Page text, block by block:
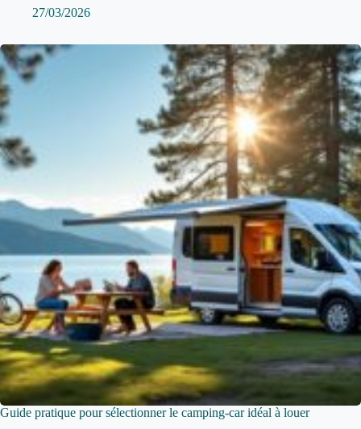
27/03/2026
Guide pratique pour sélectionner le camping-car idéal à louer